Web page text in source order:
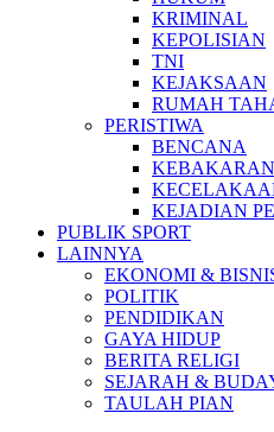
KRIMINAL
KEPOLISIAN
TNI
KEJAKSAAN
RUMAH
PERISTIWA
BENCANA
KEBAKARAN
KEJADIAN
PUBLIK SPORT
LAINNYA
EKONOMI &
POLITIK
PENDIDIKAN
GAYA HIDUP
BERITA RELIGI
SEJARAH &
TAULAH PIAN